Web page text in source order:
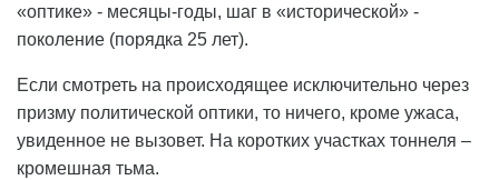
«оптике» - месяцы-годы, шаг в «исторической» -
поколение (порядка 25 лет).
Если смотреть на происходящее исключительно через
призму политической оптики, то ничего, кроме ужаса,
увиденное не вызовет. На коротких участках тоннеля –
кромешная тьма.